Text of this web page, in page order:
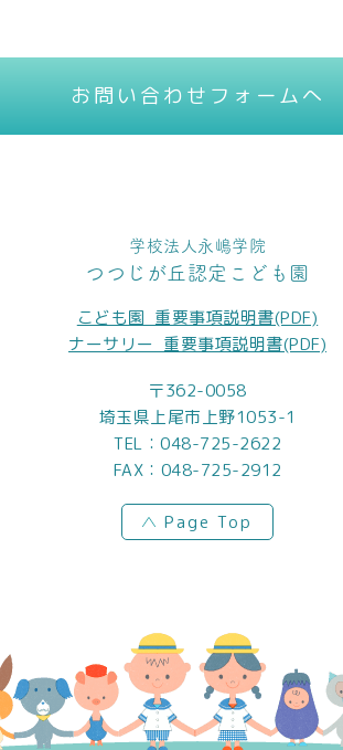
お問い合わせフォームへ
学校法人永嶋学院
つつじが丘認定こども園
こども園_重要事項説明書(PDF)
ナーサリー_重要事項説明書(PDF)
〒362-0058
埼玉県上尾市上野1053-1
TEL： 048-725-2622
FAX：048-725-2912
Page Top